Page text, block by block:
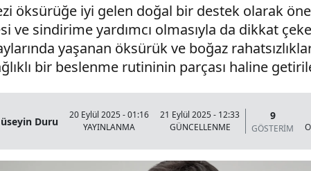
öksürüğe iyi gelen doğal bir destek olarak öne
ve sindirime yardımcı olmasıyla da dikkat
yaşanan öksürük ve boğaz
bir beslenme rutininin parçası haline
Duru
20 Eylül 2025 - 01:16
YAYINLANMA
21 Eylül 2025 - 12:33
GÜNCELLENME
9
GÖSTERİM